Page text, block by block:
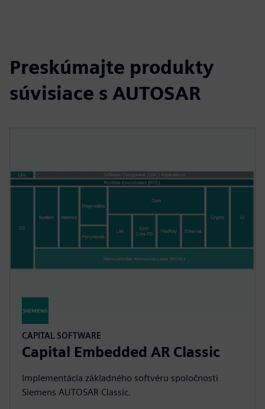
Preskúmajte produkty
súvisiace s AUTOSAR
CAPITAL SOFTWARE
Capital Embedded AR Classic
Implementácia základného softvéru spoločnosti
Siemens AUTOSAR Classic.